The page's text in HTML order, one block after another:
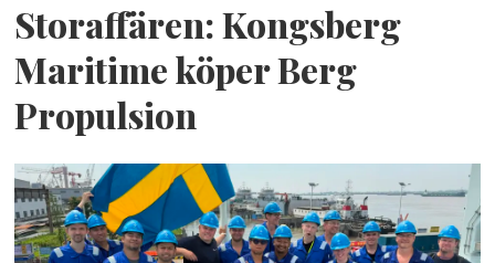
Storaffären: Kongsberg
Maritime köper Berg
Propulsion